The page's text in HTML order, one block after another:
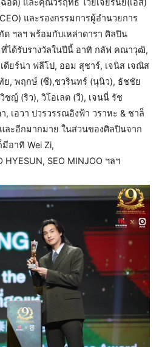
ด) และคุณวรฤทธิ์ ไวยเจียรนัย(เอส)
และรองกรรมการผู้อำนวยการ
ด ฯลฯ พร้อมกับเหล่าดารา ศิลปิน
ได้รับรางวัลในปีนี้ อาทิ กลัฟ คณาวุฒิ,
ดียร์น่า ฟลีโป, ออม สุชาร์, เจนิส เจณิส
, พฤกษ์ (ซี),ชวรินทร์ (นุนิว), ธัชชัย
ชญ์ (ริว), วิโอเลต (วี), เจนนี่ รัช
, เอวา ปวรวรรณอิงฟ้า วราหะ & ชาล็
และอีกมากมาย ในส่วนของศิลปินจาก
มีอาทิ Wei Zi,
HYESUN, SEO MINJOO ฯลฯ